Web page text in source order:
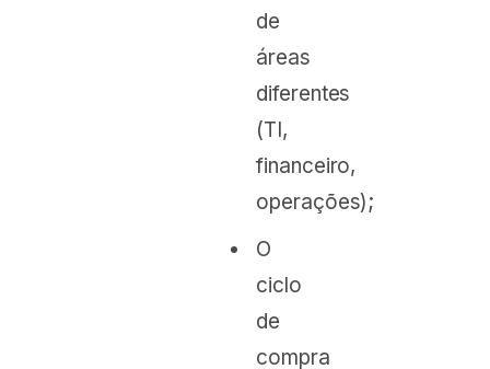
de
áreas
diferentes
(TI,
financeiro,
operações);
O
ciclo
de
compra